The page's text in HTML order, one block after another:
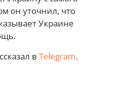
он уточнил, что
Украине
в Telegram.